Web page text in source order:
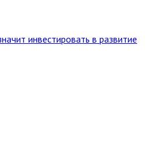
инвестировать в развитие